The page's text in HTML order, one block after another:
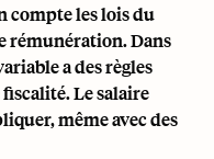
compte les lois du
rémunération. Dans
a des règles
Le salaire
même avec des